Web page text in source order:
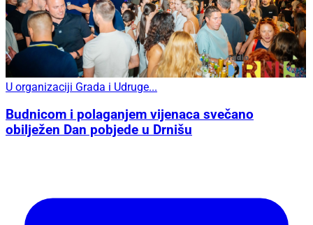
U organizaciji Grada i Udruge...
Budnicom i polaganjem vijenaca svečano
obilježen Dan pobjede u Drnišu